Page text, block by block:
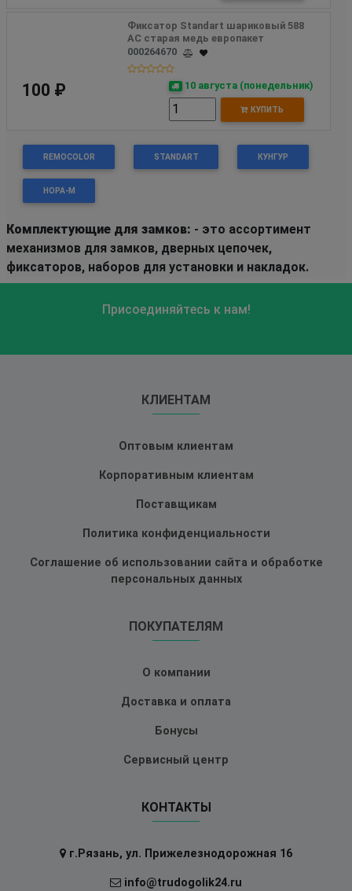
Фиксатор Standart шариковый 588
АС старая медь европакет
000264670
100 ₽ 10 августа (понедельник)
КУПИТЬ
REMOCOLOR STANDART КУНГУР
НОРА-М
Комплектующие для замков: - это ассортимент
механизмов для замков, дверных цепочек,
фиксаторов, наборов для установки и накладок.
Присоединяйтесь к нам!
КЛИЕНТАМ
Оптовым клиентам
Корпоративным клиентам
Поставщикам
Политика конфиденциальности
Соглашение об использовании сайта и обработке
персональных данных
ПОКУПАТЕЛЯМ
О компании
Доставка и оплата
Бонусы
Сервисный центр
КОНТАКТЫ
г.Рязань, ул. Прижелезнодорожная 16
info@trudogolik24.ru